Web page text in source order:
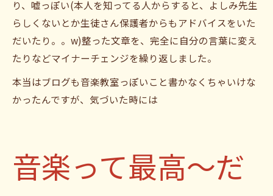
り、嘘っぽい(本人を知ってる人からすると、よしみ先生
らしくないとか生徒さん保護者からもアドバイスをいた
だいたり。。w)整った文章を、完全に自分の言葉に変え
たりなどマイナーチェンジを繰り返しました。
本当はブログも音楽教室っぽいこと書かなくちゃいけな
かったんですが、気づいた時には
音楽って最高〜だ